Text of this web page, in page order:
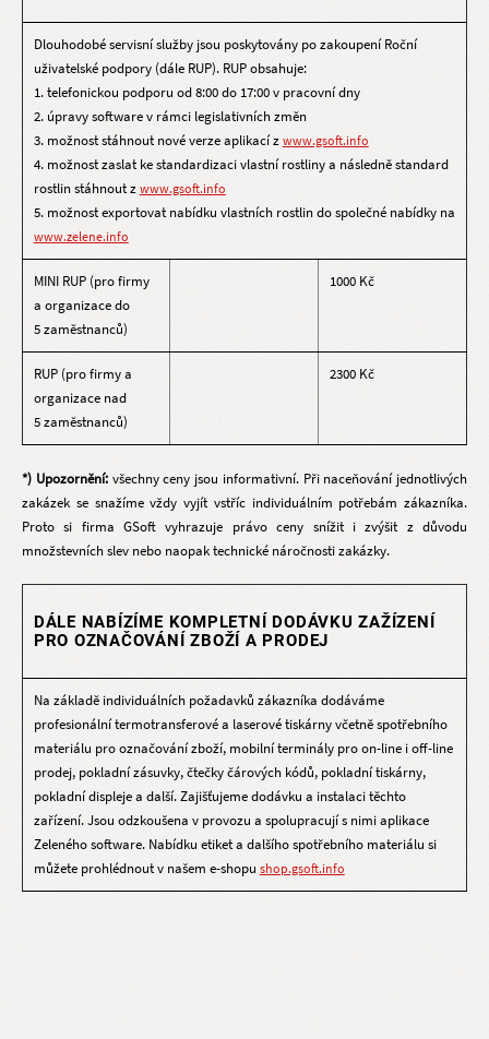
Dlouhodobé servisní služby jsou poskytovány po zakoupení Roční
uživatelské podpory (dále RUP). RUP obsahuje:
1. telefonickou podporu od 8:00 do 17:00 v pracovní dny
2. úpravy software v rámci legislativních změn
3. možnost stáhnout nové verze aplikací z www.gsoft.info
4. možnost zaslat ke standardizaci vlastní rostliny a následně standard
rostlin stáhnout z www.gsoft.info
5. možnost exportovat nabídku vlastních rostlin do společné nabídky na
www.zelene.info
MINI RUP (pro firmy
a organizace do
5 zaměstnanců)
1000 Kč
RUP (pro firmy a
organizace nad
5 zaměstnanců)
2300 Kč
*) Upozornění:všechny ceny jsou informativní. Při naceňování jednotlivých
zakázek se snažíme vždy vyjít vstříc individuálním potřebám zákazníka.
Proto si firma GSoft vyhrazuje právo ceny snížit i zvýšit z důvodu
množstevních slev nebo naopak technické náročnosti zakázky.
DÁLE NABÍZÍME KOMPLETNÍ DODÁVKU ZAŽÍZENÍ
PRO OZNAČOVÁNÍ ZBOŽÍ A PRODEJ
Na základě individuálních požadavků zákazníka dodáváme
profesionální termotransferové a laserové tiskárny včetně spotřebního
materiálu pro označování zboží, mobilní terminály pro on-line i off-line
prodej, pokladní zásuvky, čtečky čárových kódů, pokladní tiskárny,
pokladní displeje a další. Zajišťujeme dodávku a instalaci těchto
zařízení. Jsou odzkoušena v provozu a spolupracují s nimi aplikace
Zeleného software. Nabídku etiket a dalšího spotřebního materiálu si
můžete prohlédnout v našem e-shopu shop.gsoft.info